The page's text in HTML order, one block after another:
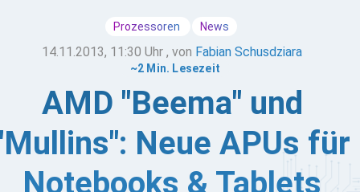
Prozessoren News
14.11.2013, 11:30 Uhr , von Fabian Schusdziara
~2 Min. Lesezeit
AMD "Beema" und
Neue APUs für
Notebooks & Tablets